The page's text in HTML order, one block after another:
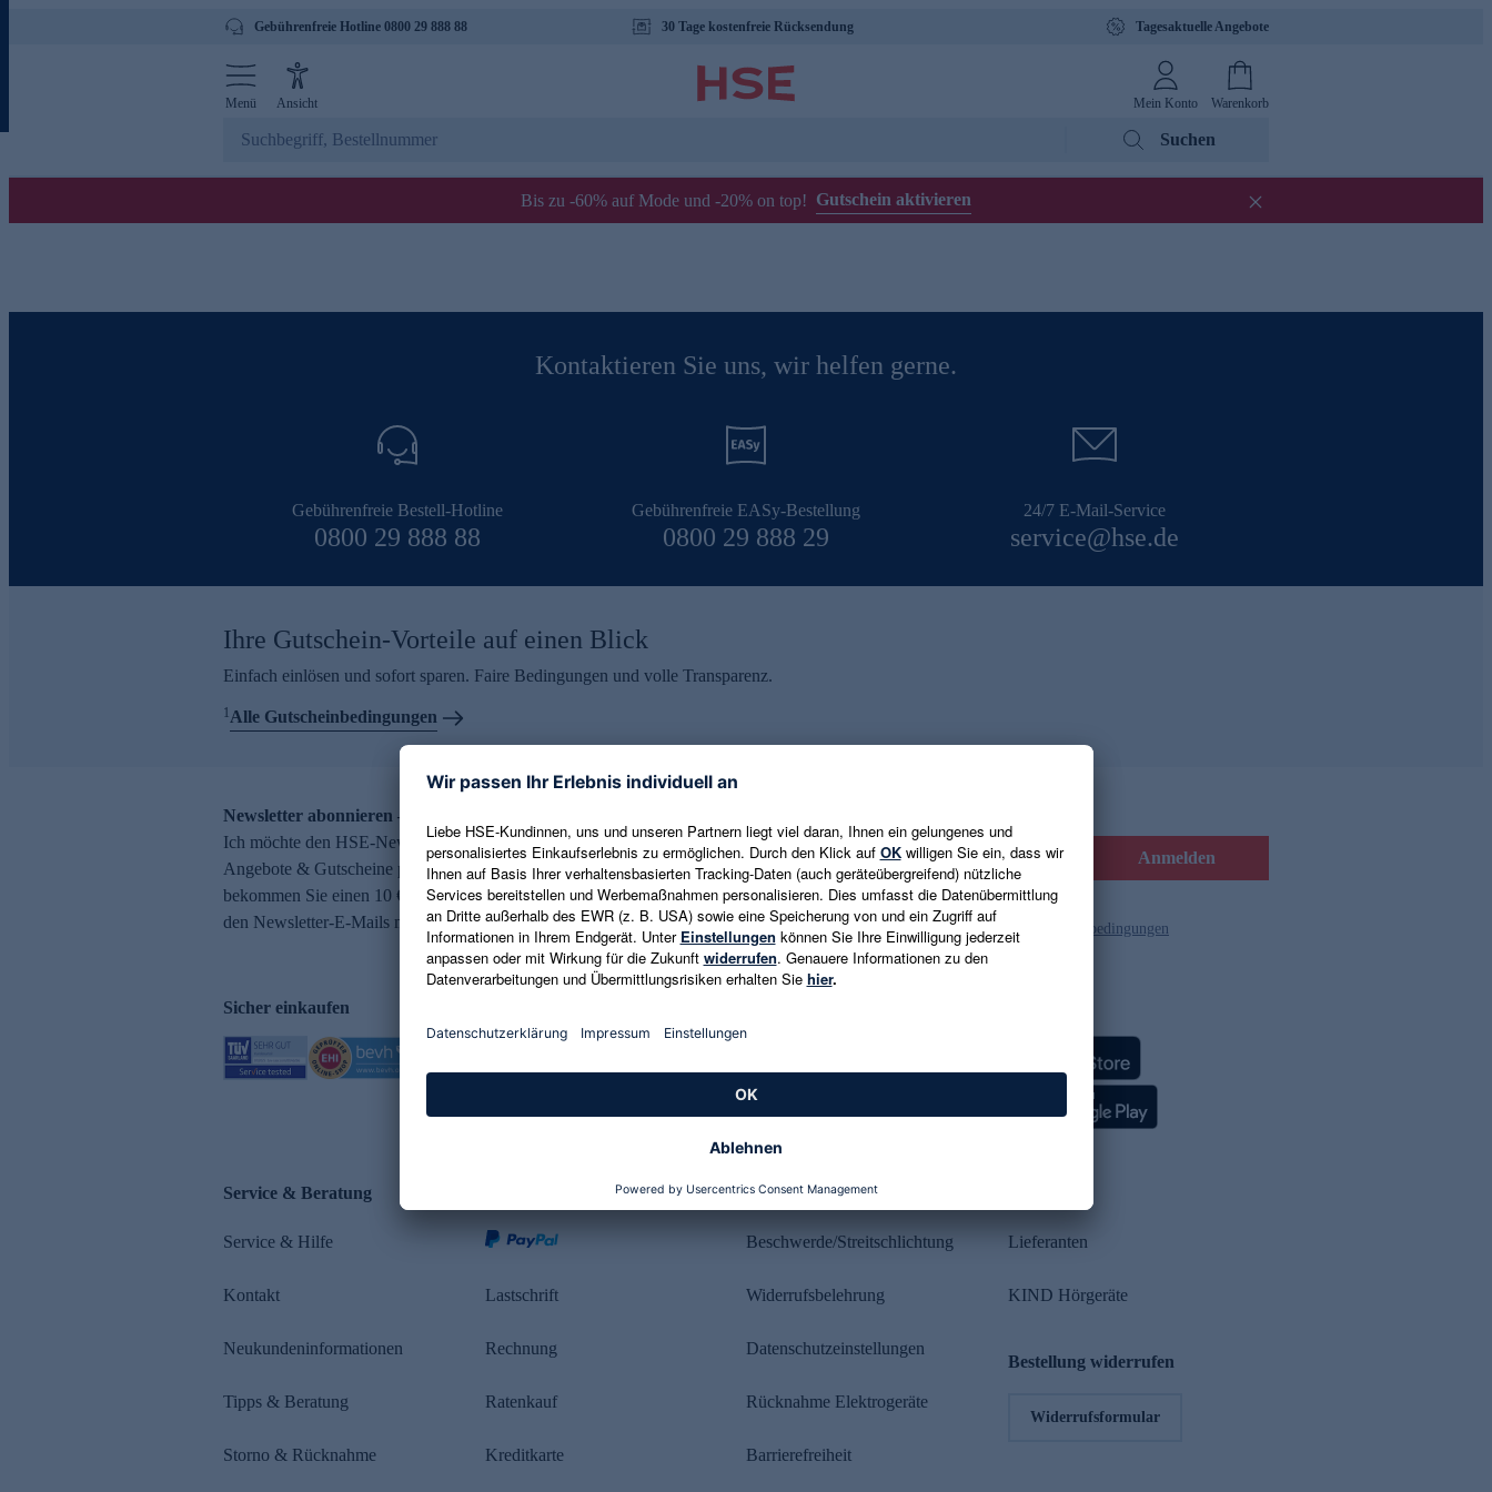
Gebührenfreie Hotline 0800 29 888 88 30 Tage kostenfreie Rücksendung Tagesaktuelle Angebote
Menü Ansicht Mein Konto Warenkorb
Suchen
Bis zu -60% auf Mode und -20% on top! Gutschein aktivieren
Kontaktieren Sie uns, wir helfen gerne.
Gebührenfreie Bestell-Hotline
0800 29 888 88
Gebührenfreie EASy-Bestellung
0800 29 888 29
24/7 E-Mail-Service
service@hse.de
Ihre Gutschein-Vorteile auf einen Blick
Einfach einlösen und sofort sparen. Faire Bedingungen und volle Transparenz.
1Alle Gutscheinbedingungen
Newsletter abonnieren – 10 € Gutschein erhalten
Ich möchte den HSE-Newsletter abonnieren und aktuelle Trends,
Angebote & Gutscheine per E-Mail erhalten. Als Dankeschön
bekommen Sie einen 10 € Gutschein. Eine Abmeldung ist jederzeit in
den Newsletter-E-Mails möglich.
E-Mail-Adresse eingeben Anmelden
Es gelten die Datenschutzrichtlinien und die Gutscheinbedingungen
Sicher einkaufen
Service & Beratung
Service & Hilfe
Kontakt
Neukundeninformationen
Tipps & Beratung
Storno & Rücknahme
Lastschrift
Rechnung
Ratenkauf
Kreditkarte
Rechtliches
Beschwerde/Streitschlichtung
Widerrufsbelehrung
Datenschutzeinstellungen
Rücknahme Elektrogeräte
Barrierefreiheit
Lieferanten
KIND Hörgeräte
Bestellung widerrufen
Widerrufsformular